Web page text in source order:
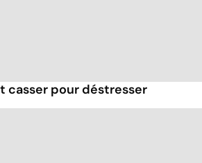
casser pour déstresser